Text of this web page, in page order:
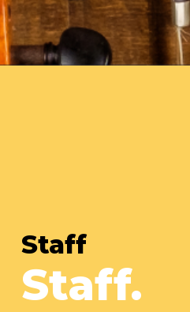
Staff
Staff.